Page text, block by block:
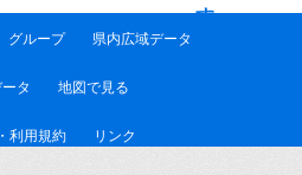
す
グループ 県内広域データ
タ 地図で見る
利用規約 リンク